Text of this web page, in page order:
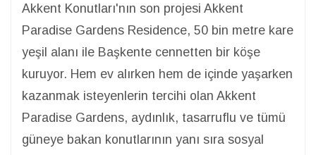
Akkent Konutları'nın son projesi Akkent
Paradise Gardens Residence, 50 bin metre kare
yeşil alanı ile Başkente cennetten bir köşe
kuruyor. Hem ev alırken hem de içinde yaşarken
kazanmak isteyenlerin tercihi olan Akkent
Paradise Gardens, aydınlık, tasarruflu ve tümü
güneye bakan konutlarının yanı sıra sosyal